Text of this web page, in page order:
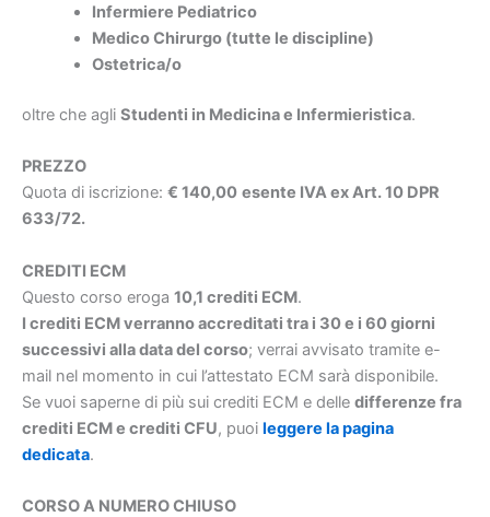
Infermiere Pediatrico
Medico Chirurgo (tutte le discipline)
Ostetrica/o
oltre che agli Studenti in Medicina e Infermieristica.
PREZZO
Quota di iscrizione: € 140,00 esente IVA ex Art. 10 DPR
633/72.
CREDITI ECM
Questo corso eroga 10,1 crediti ECM.
I crediti ECM verranno accreditati tra i 30 e i 60 giorni
successivi alla data del corso; verrai avvisato tramite e-
mail nel momento in cui l’attestato ECM sarà disponibile.
Se vuoi saperne di più sui crediti ECM e delle differenze fra
crediti ECM e crediti CFU, puoi leggere la pagina
dedicata.
CORSO A NUMERO CHIUSO